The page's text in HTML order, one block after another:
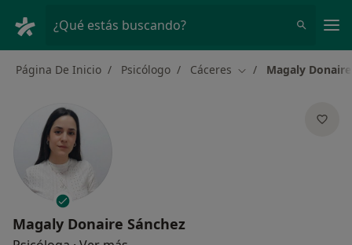
¿Qué estás buscando?
Página De Inicio Psicólogo Cáceres Cambiar de ciudad
Magaly
Magaly Donaire Sánchez